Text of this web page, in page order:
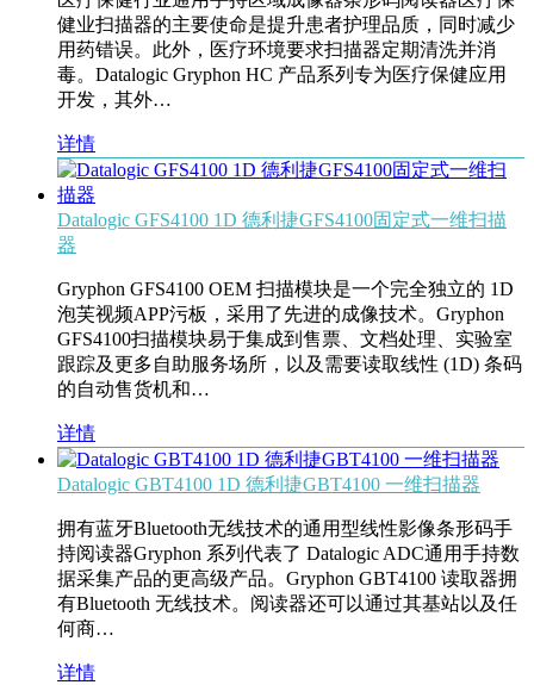
健业扫描器的主要使命是提升患者护理品质，同时减少
用药错误。此外，医疗环境要求扫描器定期清洗并消
毒。Datalogic Gryphon HC 产品系列专为医疗保健应用
开发，其外…
详情
Datalogic GFS4100 1D 德利捷GFS4100固定式一维扫描
器
Gryphon GFS4100 OEM 扫描模块是一个完全独立的 1D
泡芙视频APP污板，采用了先进的成像技术。Gryphon
GFS4100扫描模块易于集成到售票、文档处理、实验室
跟踪及更多自助服务场所，以及需要读取线性 (1D) 条码
的自动售货机和…
详情
Datalogic GBT4100 1D 德利捷GBT4100 一维扫描器
拥有蓝牙Bluetooth无线技术的通用型线性影像条形码手
持阅读器Gryphon 系列代表了 Datalogic ADC通用手持数
据采集产品的更高级产品。Gryphon GBT4100 读取器拥
有Bluetooth 无线技术。阅读器还可以通过其基站以及任
何商…
详情